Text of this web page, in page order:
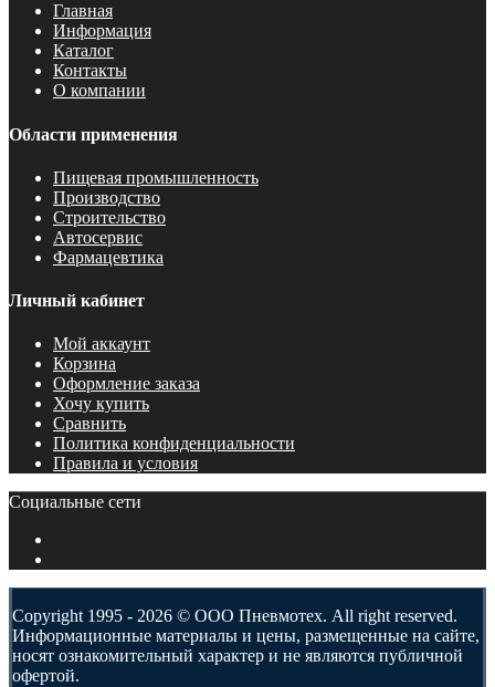
Главная
Информация
Каталог
Контакты
О компании
Области применения
Пищевая промышленность
Производство
Строительство
Автосервис
Фармацевтика
Личный кабинет
Мой аккаунт
Корзина
Оформление заказа
Хочу купить
Сравнить
Политика конфиденциальности
Правила и условия
Социальные сети
Copyright 1995 - 2026 © ООО Пневмотех. All right reserved.
Информационные материалы и цены, размещенные на сайте,
носят ознакомительный характер и не являются публичной
офертой.